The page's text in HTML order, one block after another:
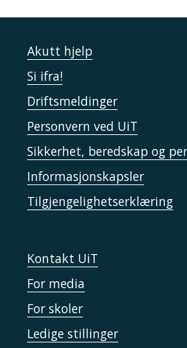
Akutt hjelp
Si ifra!
Driftsmeldinger
Personvern ved UiT
Sikkerhet, beredskap og
Informasjonskapsler
Tilgjengelighetserklæring
Kontakt UiT
For media
For skoler
Ledige stillinger